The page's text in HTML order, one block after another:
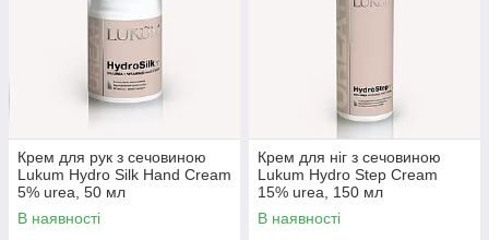
Крем для рук з сечовиною
Lukum Hydro Silk Hand Cream
5% urea, 50 мл
В наявності
Крем для ніг з сечовиною
Lukum Hydro Step Cream
15% urea, 150 мл
В наявності